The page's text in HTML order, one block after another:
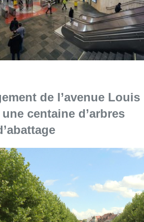
de l’avenue Louis
centaine d’arbres